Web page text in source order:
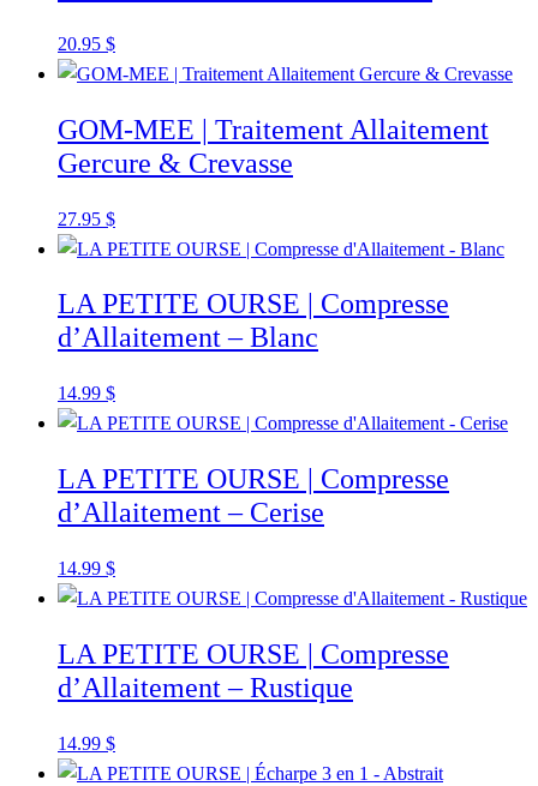
20.95 $
GOM-MEE | Traitement Allaitement
Gercure & Crevasse
27.95 $
LA PETITE OURSE | Compresse
d’Allaitement – Blanc
14.99 $
LA PETITE OURSE | Compresse
d’Allaitement – Cerise
14.99 $
LA PETITE OURSE | Compresse
d’Allaitement – Rustique
14.99 $